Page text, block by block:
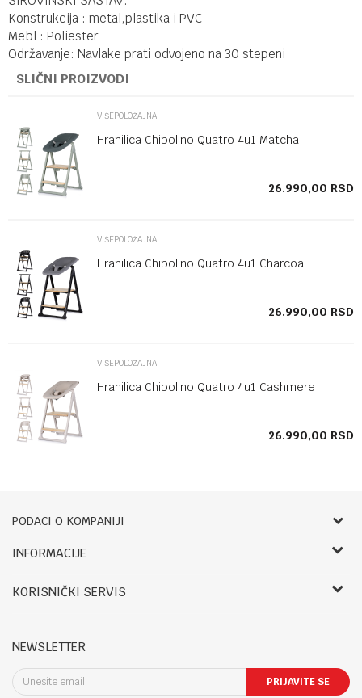
Konstrukcija : metal,plastika i PVC
Mebl : Poliester
Održavanje: Navlake prati odvojeno na 30 stepeni
SLIČNI PROIZVODI
VIŠEPOLOŽAJNA
Hranilica Chipolino Quatro 4u1 Matcha
26.990,00 RSD
VIŠEPOLOŽAJNA
Hranilica Chipolino Quatro 4u1 Charcoal
26.990,00 RSD
VIŠEPOLOŽAJNA
Hranilica Chipolino Quatro 4u1 Cashmere
26.990,00 RSD
PODACI O KOMPANIJI
Bebbco
RADNO VREME:
Subota: 09-13h
INFORMACIJE
Zaposlenje
Kontakt
Blog
KORISNIČKI SERVIS
Reklamacije i reklamacioni list
Pravo na odustajanje
Uslovi isporuke
NEWSLETTER
PRIJAVITE SE